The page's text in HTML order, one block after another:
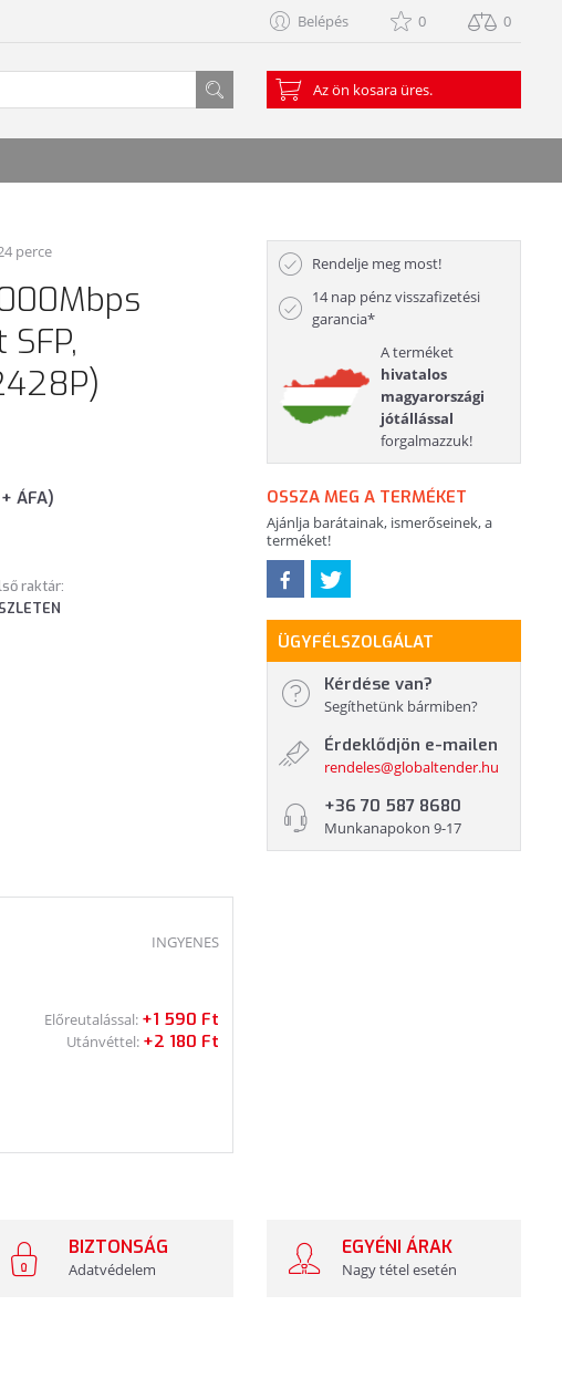
Belépés 0 0
Az ön kosara üres.
perce
ÁFA)
raktár:
INGYENES
Előreutalással: +1 590 Ft
Utánvéttel: +2 180 Ft
Rendelje meg most!
14 nap pénz visszafizetési
garancia*
A terméket
hivatalos
magyarországi
jótállással
forgalmazzuk!
OSSZA MEG A TERMÉKET
Ajánlja barátainak, ismerőseinek, a
terméket!
ÜGYFÉLSZOLGÁLAT
Kérdése van?
Segíthetünk bármiben?
Érdeklődjön e-mailen
rendeles@globaltender.hu
+36 70 587 8680
Munkanapokon 9-17
BIZTONSÁG
Adatvédelem
EGYÉNI ÁRAK
Nagy tétel esetén